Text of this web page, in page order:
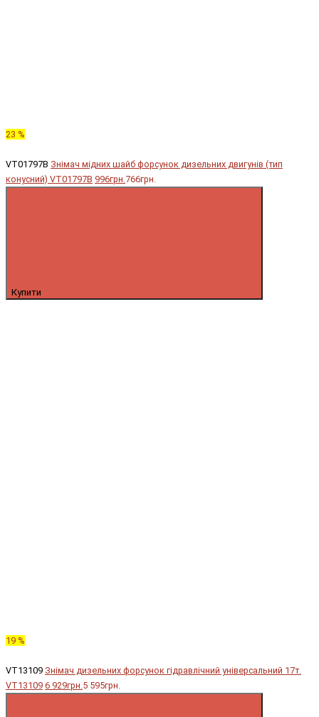
23 %
VT01797B Знімач мідних шайб форсунок дизельних двигунів (тип
конусний) VT01797B 996грн.766грн.
Купити
19 %
VT13109 Знімач дизельних форсунок гідравлічний універсальний 17т.
VT13109 6 929грн.5 595грн.